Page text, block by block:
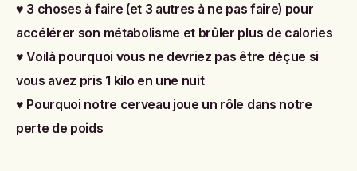
♥ 3 choses à faire (et 3 autres à ne pas faire) pour
accélérer son métabolisme et brûler plus de calories
♥Voilà pourquoi vous ne devriez pas être déçue si
vous avez pris 1 kilo en une nuit
♥ Pourquoi notre cerveau joue un rôle dans notre
perte de poids